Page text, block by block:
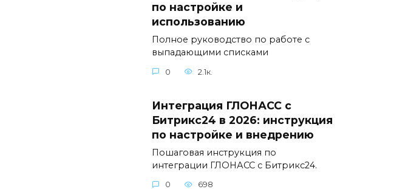
по настройке и
использованию
Полное руководство по работе с
выпадающими списками
0 2.1к.
Интеграция ГЛОНАСС с
Битрикс24 в 2026: инструкция
по настройке и внедрению
Пошаговая инструкция по
интеграции ГЛОНАСС с Битрикс24.
0 698